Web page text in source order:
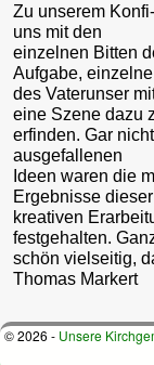
Zu unserem
uns mit den
einzelnen Bitten
Aufgabe,
des Vaterunser
eine Szene dazu
erfinden. Gar
ausgefallenen
Ideen waren die
Ergebnisse dieser
kreativen
festgehalten.
schön vielseitig,
Thomas Markert
© 2026 - Unsere